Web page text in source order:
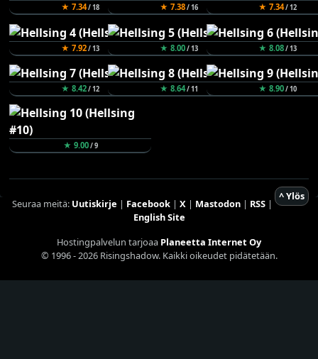
★ 7.34/ 18 ★ 7.38/ 16 ★ 7.34/ 12
★ 7.92/ 13 ★ 8.00/ 13 ★ 8.08/ 13
★ 8.42/ 12 ★ 8.64/ 11 ★ 8.90/ 10
★ 9.00/ 9
^ Ylös
Seuraa meitä: Uutiskirje | Facebook| X| Mastodon| RSS|
English Site
Hostingpalvelun tarjoaa Planeetta Internet Oy
© 1996 - 2026 Risingshadow. Kaikki oikeudet pidätetään.